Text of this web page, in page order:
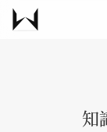
知